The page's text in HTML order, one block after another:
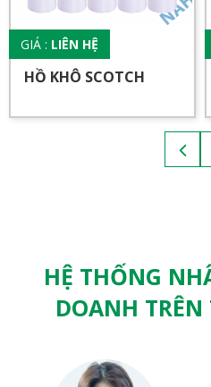
GIÁ : LIÊN HỆ
HỒ KHÔ SCOTCH
HỆ THỐNG
DOANH